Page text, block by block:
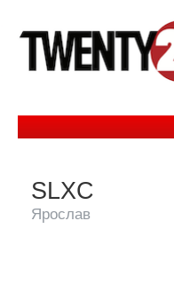
SLXC
Ярослав